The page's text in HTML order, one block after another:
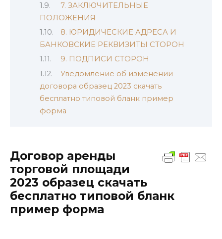
7. ЗАКЛЮЧИТЕЛЬНЫЕ
ПОЛОЖЕНИЯ
8. ЮРИДИЧЕСКИЕ АДРЕСА И
БАНКОВСКИЕ РЕКВИЗИТЫ СТОРОН
9. ПОДПИСИ СТОРОН
Уведомление об изменении
договора образец 2023 скачать
бесплатно типовой бланк пример
форма
Договор аренды
торговой площади
2023 образец скачать
бесплатно типовой бланк
пример форма